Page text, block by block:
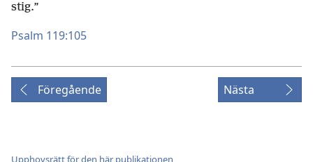
stig.”
Psalm 119:105
Föregående Nästa
Upphovsrätt för den här publikationen